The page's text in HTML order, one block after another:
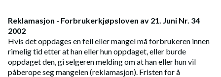
Reklamasjon - Forbrukerkjøpsloven av 21. Juni Nr. 34
2002
Hvis det oppdages en feil eller mangel må forbrukeren innen
rimelig tid etter at han eller hun oppdaget, eller burde
oppdaget den, gi selgeren melding om at han eller hun vil
påberope seg mangelen (reklamasjon). Fristen for å